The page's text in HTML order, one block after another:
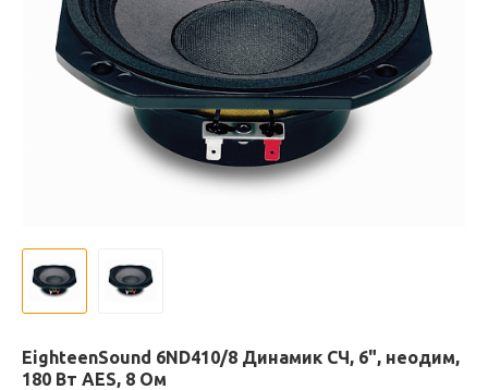
EighteenSound 6ND410/8 Динамик СЧ, 6", неодим,
180 Вт AES, 8 Ом